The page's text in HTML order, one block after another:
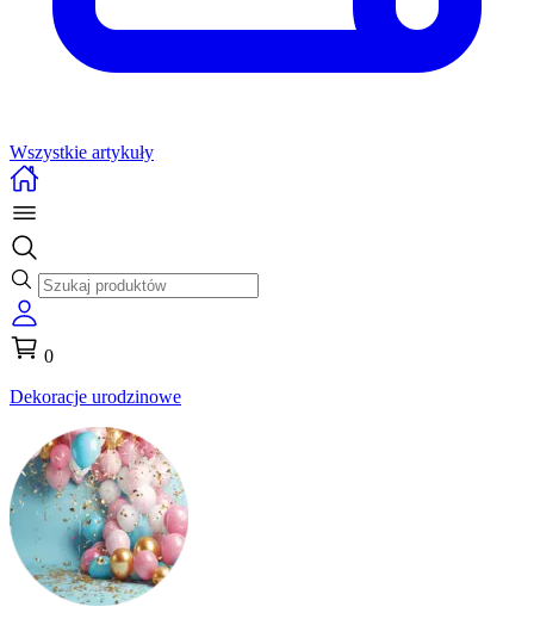
Wszystkie artykuły
0
Dekoracje urodzinowe